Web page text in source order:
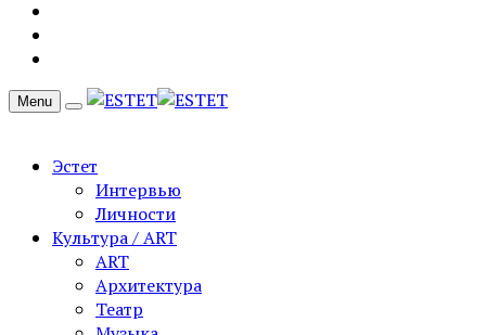
Menu
Эстет
Интервью
Личности
Культура / ART
ART
Архитектура
Театр